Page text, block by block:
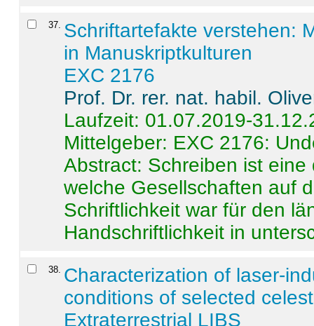
37. Schriftartefakte verstehen:
in Manuskriptkulturen
EXC 2176
Prof. Dr. rer. nat. habil.
Laufzeit: 01.07.2019-
Mittelgeber: EXC 2176:
Abstract: Schreiben ist
welche Gesellschaften auf
Schriftlichkeit war für den
Handschriftlichkeit in
38. Characterization of laser-
conditions of selected
Extraterrestrial LIBS